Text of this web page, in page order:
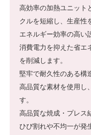
高効率の加熱ユニット
クルを短縮し、生産性
エネルギー効率の高い
消費電力を抑えた省エ
を削減します。
堅牢で耐久性のある構
高品質な素材を使用し
す。
高品質な焼成・プレス
ひび割れや不均一が発